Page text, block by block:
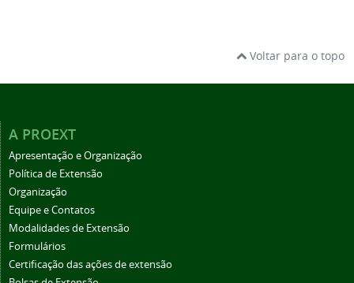
Voltar para o topo
A PROEXT
Apresentação e Organização
Política de Extensão
Organização
Equipe e Contatos
Modalidades de Extensão
Formulários
Certificação das ações de extensão